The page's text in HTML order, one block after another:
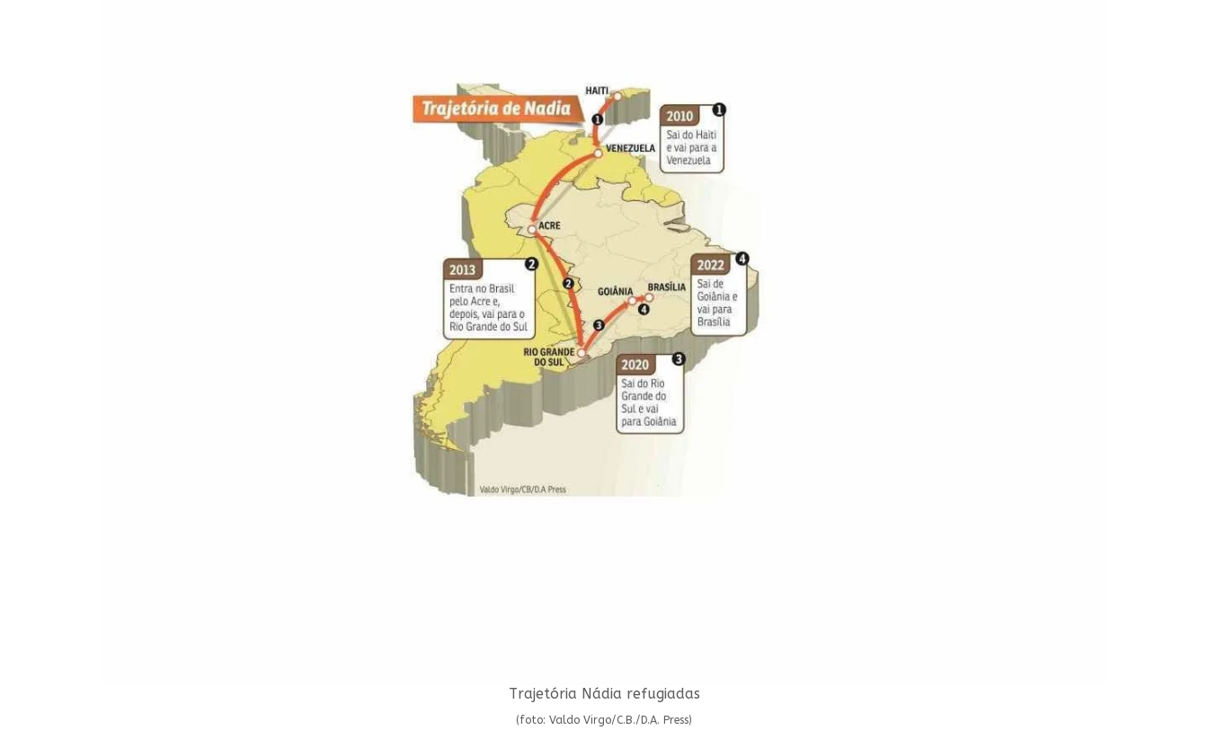
Trajetória Nádia refugiadas
(foto: Valdo Virgo/C.B./D.A. Press)